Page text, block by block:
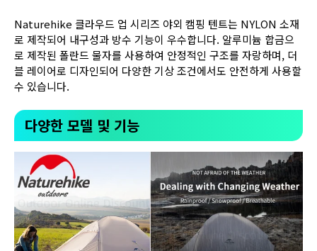
Naturehike 클라우드 업 시리즈 야외 캠핑 텐트는 NYLON 소재
로 제작되어 내구성과 방수 기능이 우수합니다. 알루미늄 합금으
로 제작된 폴란드 물자를 사용하여 안정적인 구조를 자랑하며, 더
블 레이어로 디자인되어 다양한 기상 조건에서도 안전하게 사용할
수 있습니다.
다양한 모델 및 기능